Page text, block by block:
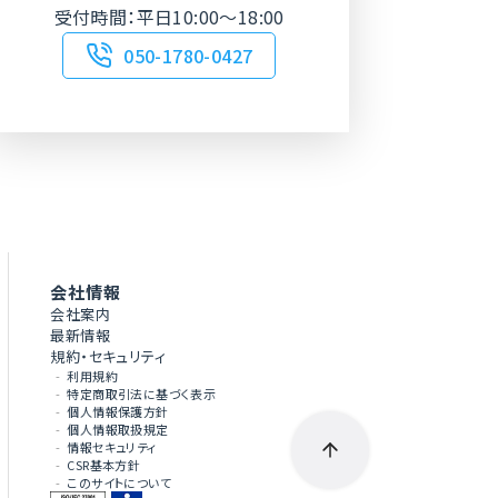
受付時間：平日10:00～18:00
050-1780-0427
会社情報
会社案内
最新情報
規約・セキュリティ
利用規約
特定商取引法に基づく表示
個人情報保護方針
個人情報取扱規定
情報セキュリティ
CSR基本方針
このサイトについて